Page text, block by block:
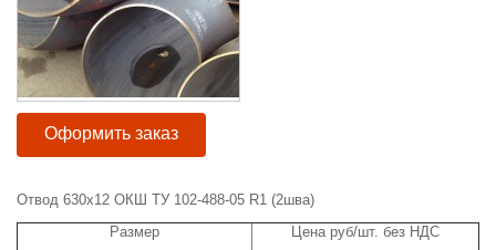
Оформить заказ
Отвод 630x12 ОКШ ТУ 102-488-05 R1 (2шва)
Размер
Цена руб/шт. без НДС